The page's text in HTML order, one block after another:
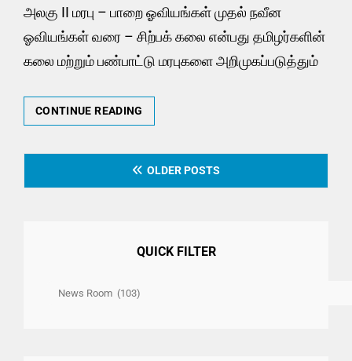
அலகு II மரபு – பாறை ஓவியங்கள் முதல் நவீன
ஓவியங்கள் வரை – சிற்பக் கலை என்பது தமிழர்களின்
கலை மற்றும் பண்பாட்டு மரபுகளை அறிமுகப்படுத்தும்
CONTINUE READING
UNIT
HERITAGE:
MODERN
OLDER POSTS
QUICK FILTER
Quick